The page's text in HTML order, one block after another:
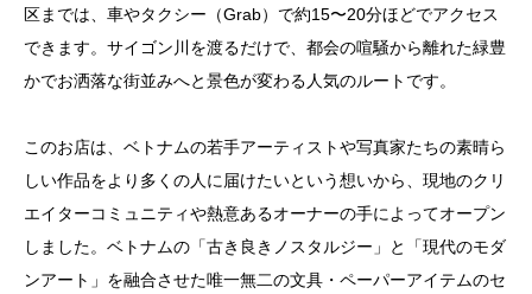
区までは、車やタクシー（Grab）で約15〜20分ほどでアクセス
できます。サイゴン川を渡るだけで、都会の喧騒から離れた緑豊
かでお洒落な街並みへと景色が変わる人気のルートです。
このお店は、ベトナムの若手アーティストや写真家たちの素晴ら
しい作品をより多くの人に届けたいという想いから、現地のクリ
エイターコミュニティや熱意あるオーナーの手によってオープン
しました。ベトナムの「古き良きノスタルジー」と「現代のモダ
ンアート」を融合させた唯一無二の文具・ペーパーアイテムのセ